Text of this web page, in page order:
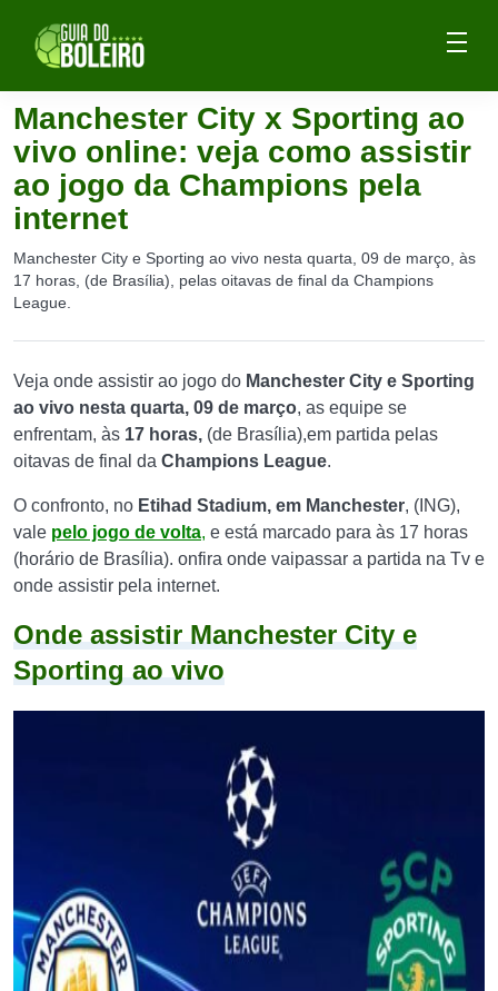
Manchester City x Sporting ao
vivo online: veja como assistir
ao jogo da Champions pela
internet
Manchester City e Sporting ao vivo nesta quarta, 09 de março, às
17 horas, (de Brasília), pelas oitavas de final da Champions
League.
Veja onde assistir ao jogo do Manchester City e Sporting
ao vivo nesta quarta, 09 de março, as equipe se
enfrentam, às 17 horas, (de Brasília),em partida pelas
oitavas de final da Champions League.
O confronto, no Etihad Stadium, em Manchester, (ING),
vale pelo jogo de volta, e está marcado para às 17 horas
(horário de Brasília). onfira onde vaipassar a partida na Tv e
onde assistir pela internet.
Onde assistir Manchester City e
Sporting ao vivo